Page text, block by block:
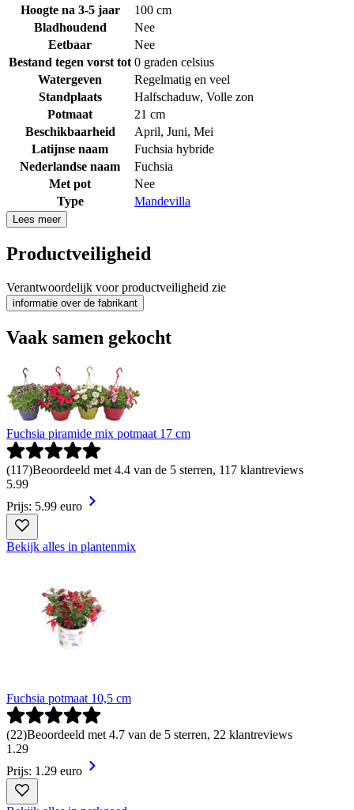
Hoogte na 3-5 jaar
100 cm
Bladhoudend
Nee
Eetbaar
Nee
Bestand tegen vorst tot 0 graden celsius
Watergeven
Regelmatig en veel
Standplaats
Halfschaduw, Volle zon
Potmaat
21 cm
Beschikbaarheid
April, Juni, Mei
Latijnse naam
Fuchsia hybride
Nederlandse naam
Fuchsia
Met pot
Nee
Type
Mandevilla
Lees meer
Productveiligheid
Verantwoordelijk voor productveiligheid zie
informatie over de fabrikant
Vaak samen gekocht
Fuchsia piramide mix potmaat 17 cm
(117)Beoordeeld met 4.4 van de 5 sterren, 117 klantreviews
5.99
Prijs: 5.99 euro
Bekijk alles in plantenmix
Fuchsia potmaat 10,5 cm
(22)Beoordeeld met 4.7 van de 5 sterren, 22 klantreviews
1 .29
Prijs: 1.29 euro